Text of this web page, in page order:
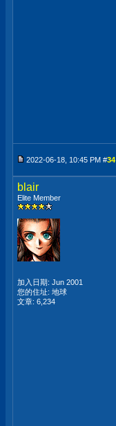
2022-06-18, 10:45 PM #34
blair
Elite Member
加入日期: Jun 2001
您的住址: 地球
文章: 6,234